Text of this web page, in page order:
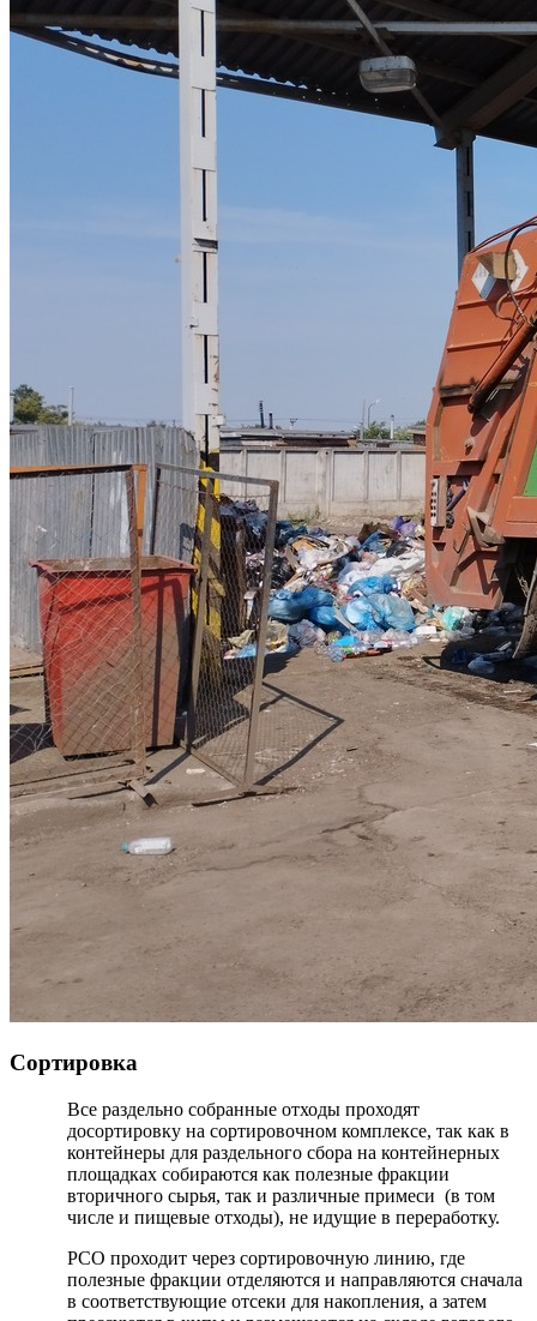
Сортировка
Все раздельно собранные отходы проходят
досортировку на сортировочном комплексе, так как в
контейнеры для раздельного сбора на контейнерных
площадках собираются как полезные фракции
вторичного сырья, так и различные примеси (в том
числе и пищевые отходы), не идущие в переработку.
РСО проходит через сортировочную линию, где
полезные фракции отделяются и направляются сначала
в соответствующие отсеки для накопления, а затем